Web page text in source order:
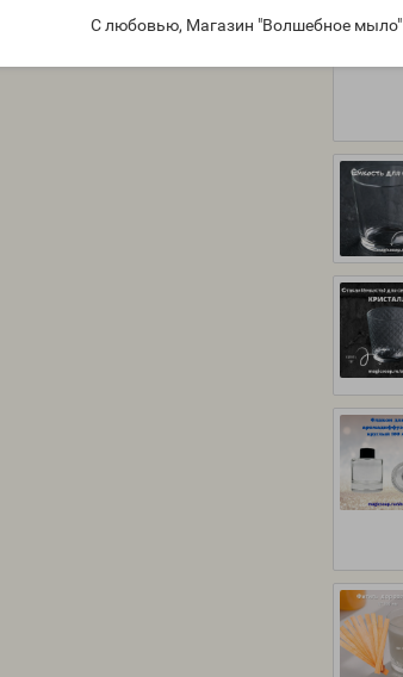
С любовью, Магазин "Волшебное мыло"